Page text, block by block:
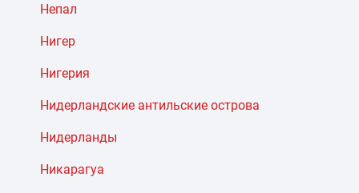
Непал
Нигер
Нигерия
Нидерландские антильские острова
Нидерланды
Никарагуа